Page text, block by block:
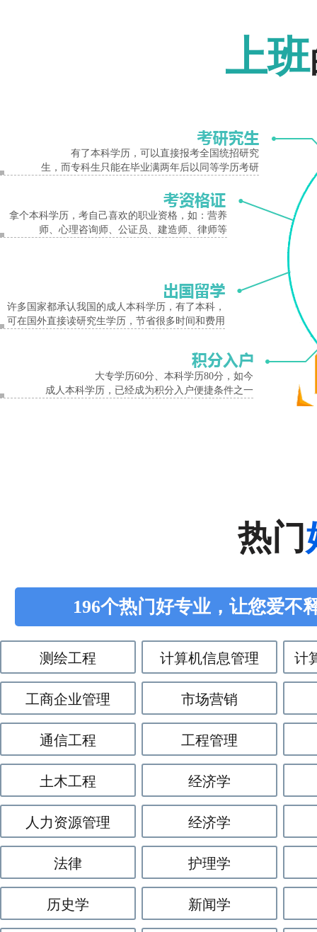
与中新苏滁 (政府联办) 高新技术开发区，中国东方航空中
筑工程有限公司、腾讯、海康威视 (央视) 、软通动力、苏宁易购、京东、金山等大
形象设计也称形象顾问，从事的工作范围是对个人形象进行整体设计和指导。针
帮你找到合适的服饰色彩、染发色、彩妆色、服饰风格款式。
我校实施人才强校战略，拥有一支实力雄厚的高水平师资队伍，他们中既有德高望
学模式，教室中央空调，投影多媒体教学，宿舍6人间、8人间均有空调，24小时热
面向新能源汽车整车及关键零部件生产及售后技术服务行业，能够从事新能源汽
上面整理出来的河南省工业学校相关专业和具体的招生计划，而且没有什么要求，
更多河南省工业学校相关信息，欢迎大家联系郑州清新学历提升中心王老师咨询报名
上班
有了本科学历，可以直接报考全国统招研究
生，而专科生只能在毕业满两年后以同等学历考研
拿个本科学历，考自己喜欢的职业资格，如：营养
师、心理咨询师、公证员、建造师、律师等
许多国家都承认我国的成人本科学历，有了本科，
可在国外直接读研究生学历，节省很多时间和费用
大专学历60分、本科学历80分，如今
成人本科学历，已经成为积分入户便捷条件之一
热门
196个热门好专业，让您爱不
测绘工程 计算机信息管理 计
工商企业管理 市场营销
通信工程 工程管理
土木工程 经济学
人力资源管理 经济学
法律 护理学
历史学 新闻学